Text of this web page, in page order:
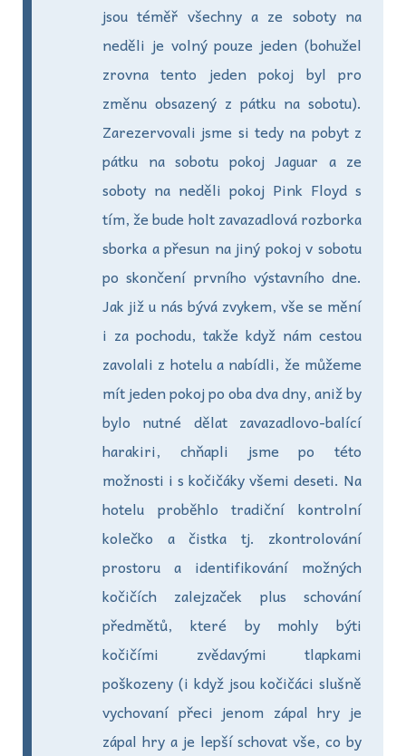
jsou téměř všechny a ze soboty na
neděli je volný pouze jeden (bohužel
zrovna tento jeden pokoj byl pro
změnu obsazený z pátku na sobotu).
Zarezervovali jsme si tedy na pobyt z
pátku na sobotu pokoj Jaguar a ze
soboty na neděli pokoj Pink Floyd s
tím, že bude holt zavazadlová rozborka
sborka a přesun na jiný pokoj v sobotu
po skončení prvního výstavního dne.
Jak již u nás bývá zvykem, vše se mění
i za pochodu, takže když nám cestou
zavolali z hotelu a nabídli, že můžeme
mít jeden pokoj po oba dva dny, aniž by
bylo nutné dělat zavazadlovo-balící
harakiri, chňapli jsme po této
možnosti i s kočičáky všemi deseti. Na
hotelu proběhlo tradiční kontrolní
kolečko a čistka tj. zkontrolování
prostoru a identifikování možných
kočičích zalejzaček plus schování
předmětů, které by mohly býti
kočičími zvědavými tlapkami
poškozeny (i když jsou kočičáci slušně
vychovaní přeci jenom zápal hry je
zápal hry a je lepší schovat vše, co by